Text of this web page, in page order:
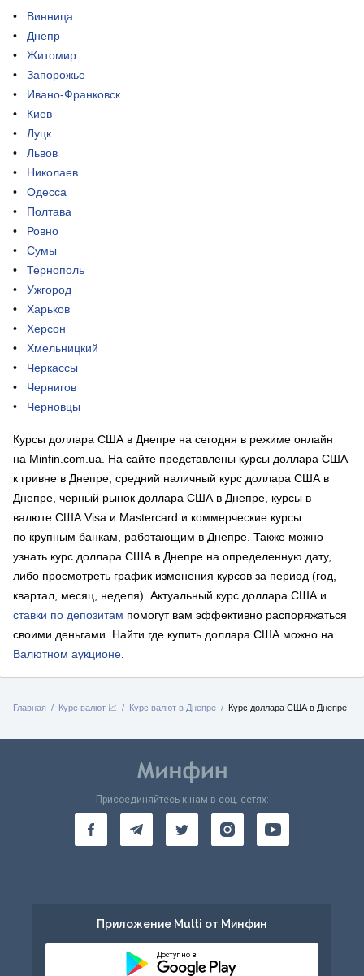
Винница
Днепр
Житомир
Запорожье
Ивано-Франковск
Киев
Луцк
Львов
Николаев
Одесса
Полтава
Ровно
Сумы
Тернополь
Ужгород
Харьков
Херсон
Хмельницкий
Черкассы
Чернигов
Черновцы
Курсы доллара США в Днепре на сегодня в режиме онлайн
на Minfin.com.ua. На сайте представлены курсы доллара США
к гривне в Днепре, средний наличный курс доллара США в
Днепре, черный рынок доллара США в Днепре, курсы в
валюте США Visa и Mastercard и коммерческие курсы
по крупным банкам, работающим в Днепре. Также можно
узнать курс доллара США в Днепре на определенную дату,
либо просмотреть график изменения курсов за период (год,
квартал, месяц, неделя). Актуальный курс доллара США и
ставки по депозитам помогут вам эффективно распоряжаться
своими деньгами. Найти где купить доллара США можно на
Валютном аукционе
Главная Курс валют 📈 Курс валют в Днепре Курс доллара США в Днепре
Присоединяйтесь к нам в соц. сетях:
Приложение Multi от Минфин
Доступно в